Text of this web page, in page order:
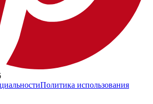
Политика использования